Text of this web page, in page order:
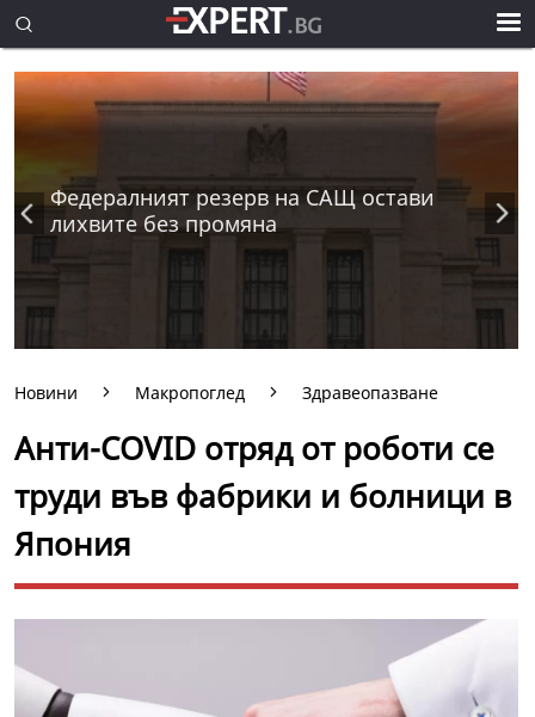
Федералният резерв на САЩ остави
лихвите без промяна
Новини Макропоглед Здравеопазване
Анти-COVID отряд от роботи се
труди във фабрики и болници в
Япония